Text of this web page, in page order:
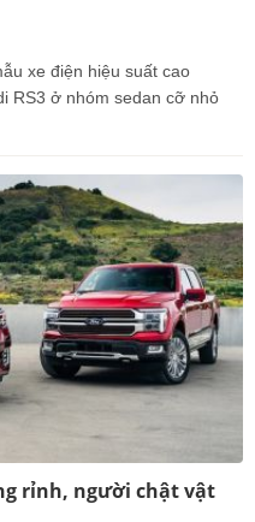
xe điện hiệu suất cao
RS3 ở nhóm sedan cỡ nhỏ
rỉnh, người chật vật